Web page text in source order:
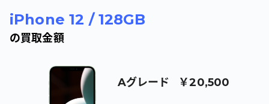
iPhone 12 / 128GB
の買取金額
Aグレード ￥20,500